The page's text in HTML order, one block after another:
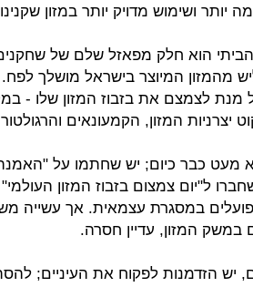
ושימוש מדויק יותר במזון
הביתי הוא חלק מפאזל שלם של
מהמזון המיוצר בישראל מושלך
מנת לצמצם את בזבוז המזון שלו -
המזון, הקמעונאים
מעט כבר כיום; יש שחתמו על
ל"יום צמצום בזבוז המזון
12 במרץ, ויש שפועלים במסגרת עצמאית. אך
המזון, עדיין חסרה.
יש הזדמנות לפקוח את העיניים;